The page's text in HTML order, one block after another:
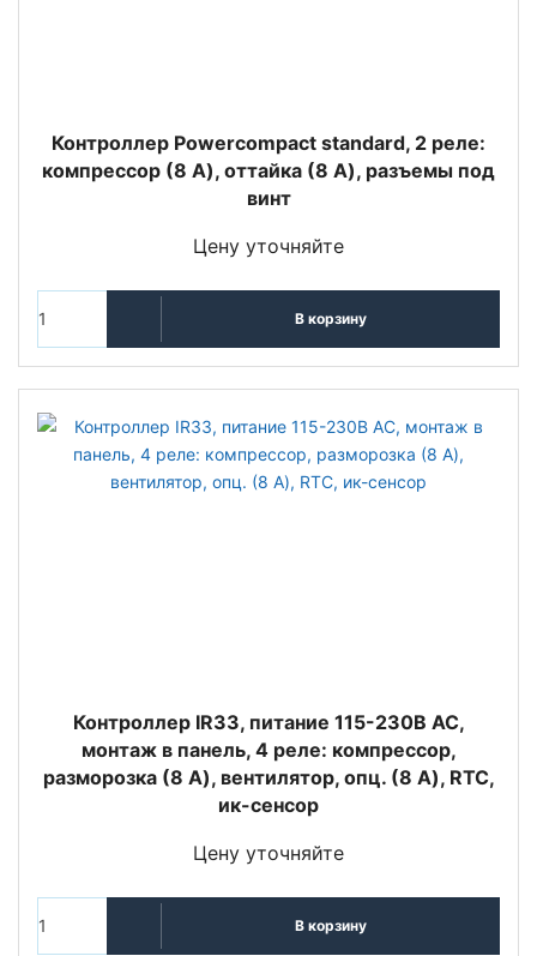
Контроллер Powercompact standard, 2 реле:
компрессор (8 A), оттайка (8 A), разъемы под
винт
Цену уточняйте
В корзину
Контроллер IR33, питание 115-230В АС,
монтаж в панель, 4 реле: компрессор,
разморозка (8 A), вентилятор, опц. (8 A), RTC,
ик-сенсор
Цену уточняйте
В корзину